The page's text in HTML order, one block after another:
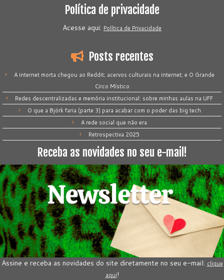
Política de privacidade
Acesse aqui: Política de Privacidade
Posts recentes
A internet morta chegou ao Reddit; acervos culturais na internet; e O Grande
Circo Místico
Redes descentralizadas e memória institucional: sobre minhas aulas na UFF
O que a Björk faria (parte 3) para acabar com o poder das big tech
A rede social que não era
Retrospectiva 2025
Receba as novidades no seu e-mail!
Assine e receba as novidades do site diretamente no seu e-mail: clique
aqui!